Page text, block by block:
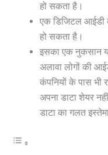
हो सकता है।
एक डिजिटल आईडी
हो सकता है।
इसका एक नुकसान
अलावा लोगों की
कंपनियों के पास भी
अपना डाटा शेयर
डाटा का गलत